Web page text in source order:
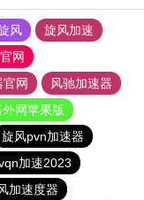
风
旋风加速
网
网
风驰加速器
网苹果版
旋风pvn加速器
加速2023
加速度器